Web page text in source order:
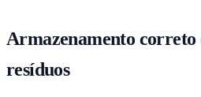
Armazenamento correto
resíduos